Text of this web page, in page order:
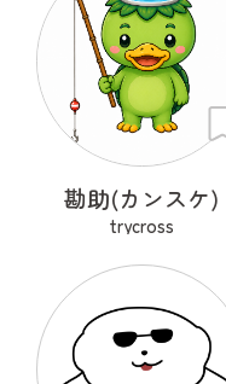
勘助(カンスケ)
trycross